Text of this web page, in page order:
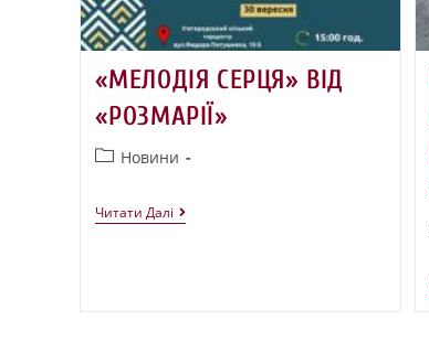
«МЕЛОДІЯ СЕРЦЯ» ВІД
«РОЗМАРІЇ»
Новини
Читати Далі